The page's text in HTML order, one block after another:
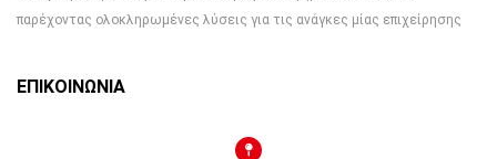
παρέχοντας ολοκληρωμένες λύσεις για τις ανάγκες μίας επιχείρησης
ΕΠΙΚΟΙΝΩΝΙΑ